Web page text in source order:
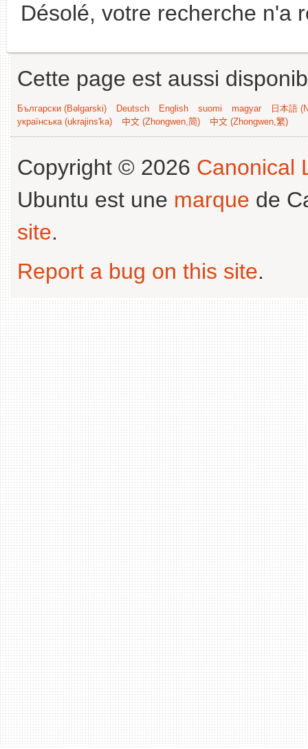
Désolé, votre recherche n'a
Cette page est aussi
Български (Bəlgarski) Deutsch English suomi magyar
日本語
українська (ukrajins'ka)
中文 (Zhongwen,简) 中文 (Zhongwen,繁)
Copyright © 2026 Canonical
Ubuntu est une marque de
site.
Report a bug on this site.